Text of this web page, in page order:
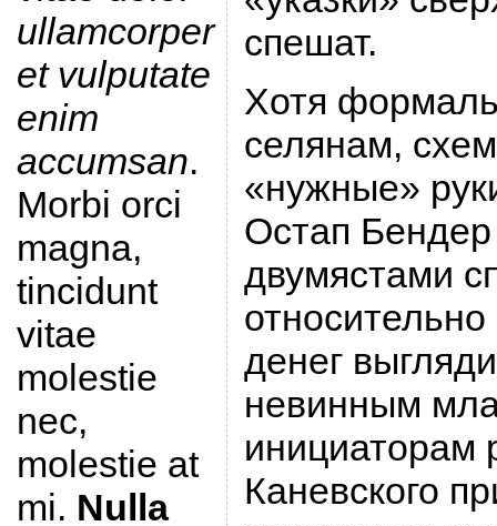
ullamcorper
et vulputate
enim
accumsan.
Morbi orci
magna,
tincidunt
vitae
molestie
nec,
molestie at
mi. Nulla
спешат.
Хотя
селянам,
«нужные»
Остап
двумястами
денег
невинным
инициаторам
Каневского